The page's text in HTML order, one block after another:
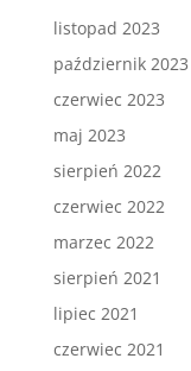
listopad 2023
październik 2023
czerwiec 2023
maj 2023
sierpień 2022
czerwiec 2022
marzec 2022
sierpień 2021
lipiec 2021
czerwiec 2021